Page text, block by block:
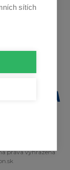
práva vyhrazena
sítích